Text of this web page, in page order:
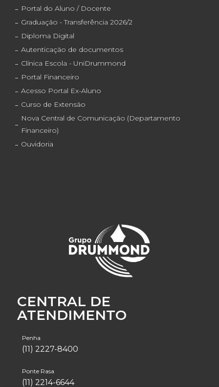
Portal do Aluno / Docente
Graduação - Transferência 2026/2
Diploma Digital
Autenticação de documentos
Clínica Escola - UniDrummond
Portal Financeiro
Acesso Portal Ex-Aluno
Curso de Extensão
Nova Central de Comunicação (Departamento
Financeiro)
Ouvidoria
CENTRAL DE
ATENDIMENTO
Penha
(11) 2227-8400
Ponte Rasa
(11) 2214-6644